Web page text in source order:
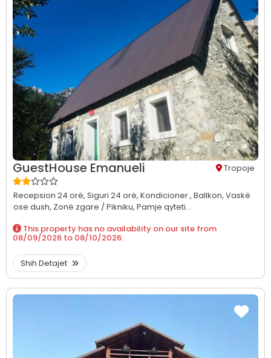
GuestHouse Emanueli Tropoje
Recepsion 24 orë, Siguri 24 orë, Kondicioner , Ballkon, Vaskë
ose dush, Zonë zgare / Pikniku, Pamje qyteti...
This property has no availability on our site from
08/09/2026 to 08/10/2026.
Shih Detajet